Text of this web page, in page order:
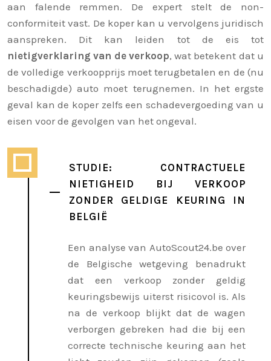
aan falende remmen. De expert stelt de non-
conformiteit vast. De koper kan u vervolgens juridisch
aanspreken. Dit kan leiden tot de eis tot
nietigverklaring van de verkoop, wat betekent dat u
de volledige verkoopprijs moet terugbetalen en de (nu
beschadigde) auto moet terugnemen. In het ergste
geval kan de koper zelfs een schadevergoeding van u
eisen voor de gevolgen van het ongeval.
STUDIE: CONTRACTUELE
NIETIGHEID BIJ VERKOOP
ZONDER GELDIGE KEURING IN
BELGIË
Een analyse van AutoScout24.be over
de Belgische wetgeving benadrukt
dat een verkoop zonder geldig
keuringsbewijs uiterst risicovol is. Als
na de verkoop blijkt dat de wagen
verborgen gebreken had die bij een
correcte technische keuring aan het